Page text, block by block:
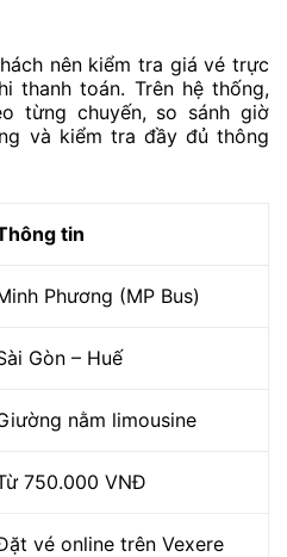
nên kiểm tra giá vé trực
thanh toán. Trên hệ thống,
từng chuyến, so sánh giờ
và kiểm tra đầy đủ thông
tin
Phương (MP Bus)
Gòn – Huế
nằm limousine
750.000 VNĐ
vé online trên Vexere